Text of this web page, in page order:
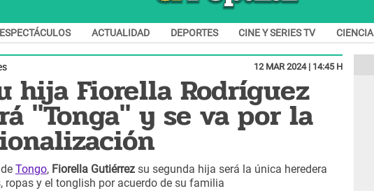
ESPECTÁCULOS ACTUALIDAD DEPORTES CINE Y SERIES TV CIENCIA
12 MAR 2024 | 14:45 H
hija Fiorella Rodríguez
"Tonga" y se va por la
Tongo, Fiorella Gutiérrez su segunda hija será la única heredera
ropas y el tonglish por acuerdo de su familia